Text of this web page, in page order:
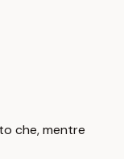
che, mentre